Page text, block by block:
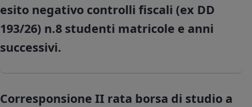
esito negativo controlli fiscali (ex DD
193/26) n.8 studenti matricole e anni
successivi.
Corresponsione II rata borsa di studio a